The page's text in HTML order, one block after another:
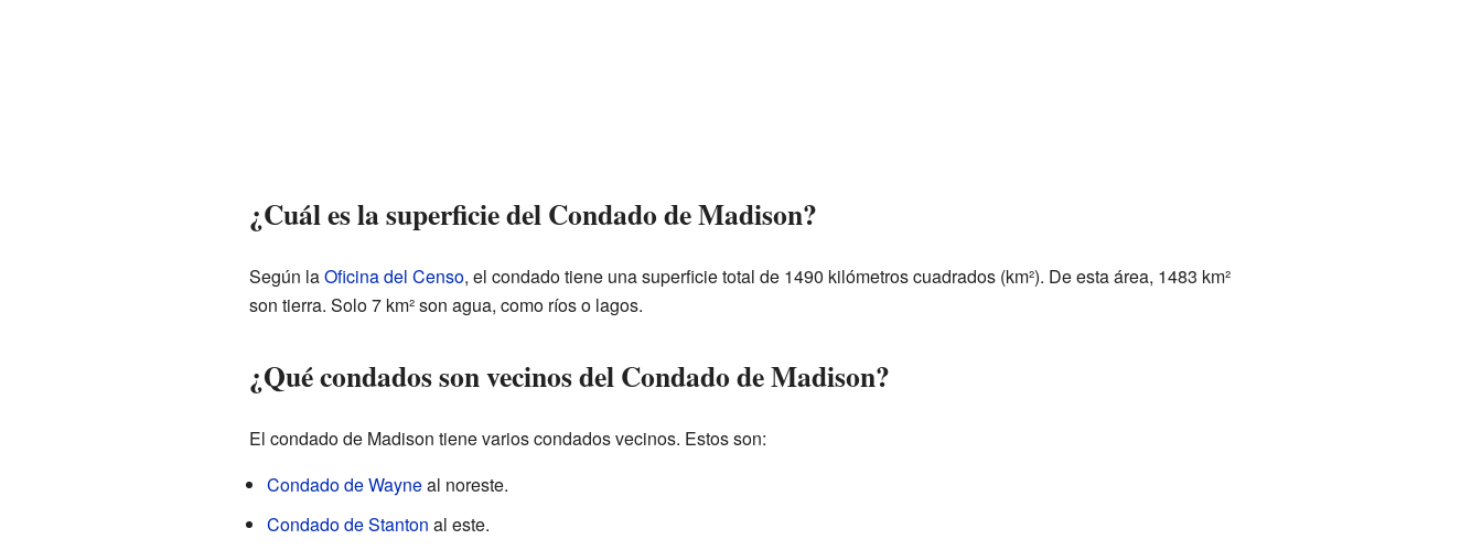
¿Cuál es la superficie del Condado de Madison?
Según laOficina del Censo, el condado tiene una superficie total de 1490 kilómetros cuadrados (km²). De esta área, 1483 km²
son tierra. Solo 7 km² son agua, como ríos o lagos.
¿Qué condados son vecinos del Condado de Madison?
El condado de Madison tiene varios condados vecinos. Estos son:
Condado de Wayneal noreste.
Condado de Stanton al este.